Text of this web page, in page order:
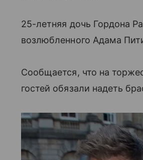
25-летняя дочь Гордона
возлюбленного Адама
Сообщается, что на
гостей обязали надеть